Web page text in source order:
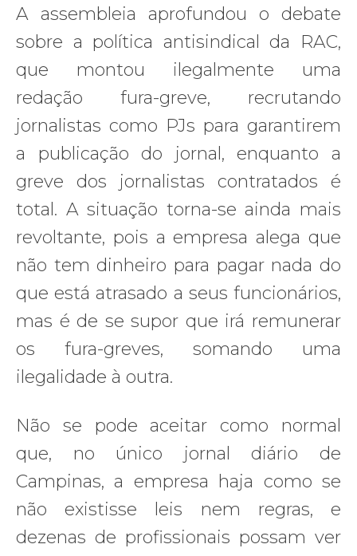
A assembleia aprofundou o debate
sobre a política antisindical da RAC,
que montou ilegalmente uma
redação fura-greve, recrutando
jornalistas como PJs para garantirem
a publicação do jornal, enquanto a
greve dos jornalistas contratados é
total. A situação torna-se ainda mais
revoltante, pois a empresa alega que
não tem dinheiro para pagar nada do
que está atrasado a seus funcionários,
mas é de se supor que irá remunerar
os fura-greves, somando uma
ilegalidade à outra.
Não se pode aceitar como normal
que, no único jornal diário de
Campinas, a empresa haja como se
não existisse leis nem regras, e
dezenas de profissionais possam ver